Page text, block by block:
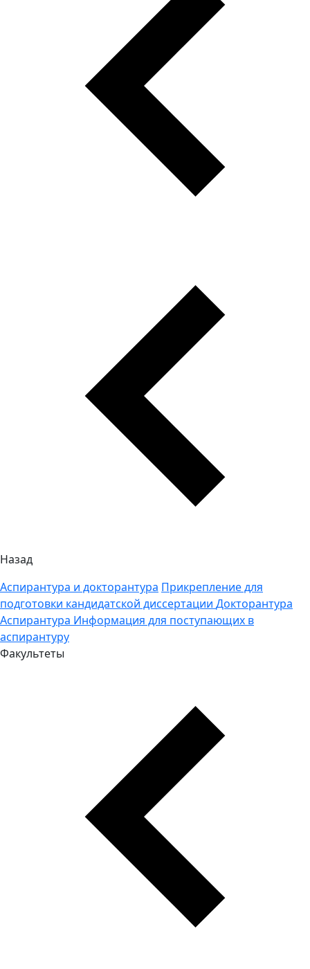
Назад
Аспирантура и докторантура Прикрепление для
подготовки кандидатской диссертации Докторантура
Аспирантура Информация для поступающих в
аспирантуру
Факультеты